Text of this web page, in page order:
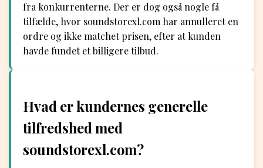
fra konkurrenterne. Der er dog også nogle få
tilfælde, hvor soundstorexl.com har annulleret en
ordre og ikke matchet prisen, efter at kunden
havde fundet et billigere tilbud.
Hvad er kundernes generelle
tilfredshed med
soundstorexl.com?